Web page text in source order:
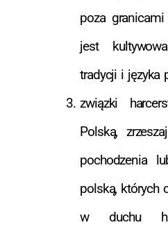
poza
jest
tradycji i języka
związki
Polską,
pochodzenia
polską, których
w duchu